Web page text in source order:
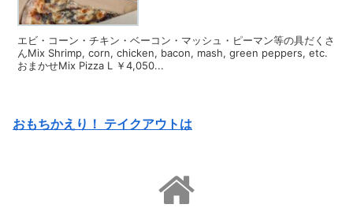
エビ・コーン・チキン・ベーコン・マッシュ・ピーマン等の具だくさ
んMix Shrimp, corn, chicken, bacon, mash, green peppers, etc.
おまかせMix Pizza L ￥4,050...
おもちかえり！ テイクアウトは